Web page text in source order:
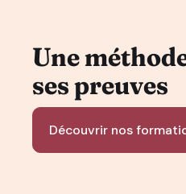
Une
ses preuves
Découvrir nos